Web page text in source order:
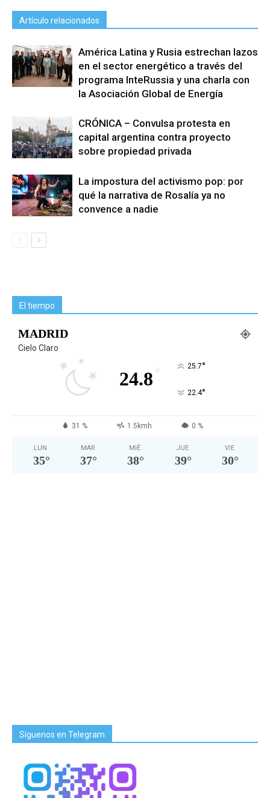
Artículo relacionados
América Latina y Rusia estrechan lazos
en el sector energético a través del
programa InteRussia y una charla con
la Asociación Global de Energía
CRÓNICA – Convulsa protesta en
capital argentina contra proyecto
sobre propiedad privada
La impostura del activismo pop: por
qué la narrativa de Rosalía ya no
convence a nadie
El tiempo
MADRID
Cielo Claro
24.8 ° 25.7°
22.4°
31 % 1.5kmh 0 %
LUN
35°
MAR
37°
MIÉ
38°
JUE
39°
VIE
30°
Síguenos en Telegram